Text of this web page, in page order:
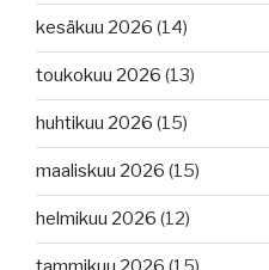
lisärahoitusta,
maailman
herruudesta
käydään
taas
euroalueen
talous,
kesäkuu 2026 (14)
toukokuu 2026 (13)
huhtikuu 2026 (15)
maaliskuu 2026 (15)
helmikuu 2026 (12)